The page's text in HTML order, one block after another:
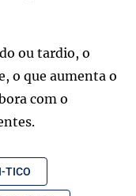
ou tardio, o
o que aumenta o
com o
TICO